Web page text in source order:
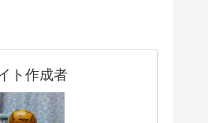
ト作成者